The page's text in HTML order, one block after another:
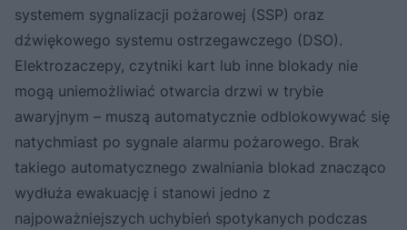
systemem sygnalizacji pożarowej (SSP) oraz
dźwiękowego systemu ostrzegawczego (DSO).
Elektrozaczepy, czytniki kart lub inne blokady nie
mogą uniemożliwiać otwarcia drzwi w trybie
awaryjnym – muszą automatycznie odblokowywać się
natychmiast po sygnale alarmu pożarowego. Brak
takiego automatycznego zwalniania blokad znacząco
wydłuża ewakuację i stanowi jedno z
najpoważniejszych uchybień spotykanych podczas